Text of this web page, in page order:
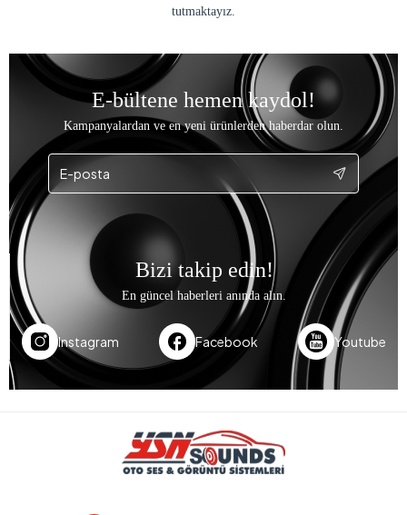
tutmaktayız.
E-bültene hemen kaydol!
Kampanyalardan ve en yeni ürünlerden haberdar olun.
Bizi takip edin!
En güncel haberleri anında alın.
Instagram Facebook Youtube